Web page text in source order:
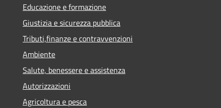
Educazione e formazione
Giustizia e sicurezza pubblica
Tributi,finanze e contravvenzioni
Ambiente
Salute, benessere e assistenza
Autorizzazioni
Agricoltura e pesca